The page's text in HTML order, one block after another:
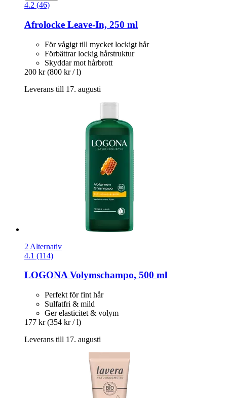
4.2 (46)
Afrolocke Leave-​In, 250 ml
För vågigt till mycket lockigt hår
Förbättrar lockig hårstruktur
Skyddar mot hårbrott
200 kr (800 kr / l)
Leverans till 17. augusti
2 Alternativ
4.1 (114)
LOGONAVolymschampo, 500 ml
Perfekt för fint hår
Sulfatfri & mild
Ger elasticitet & volym
177 kr (354 kr / l)
Leverans till 17. augusti